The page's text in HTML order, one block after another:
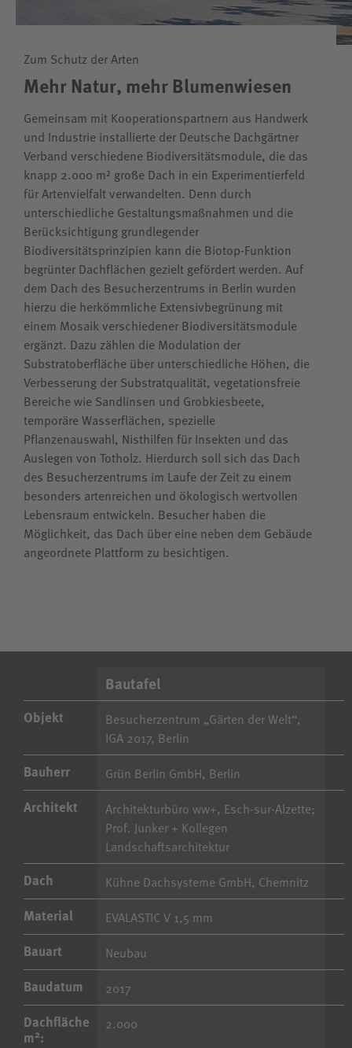
Zum Schutz der Arten
Mehr Natur, mehr Blumenwiesen
Gemeinsam mit Kooperationspartnern aus Handwerk
und Industrie installierte der Deutsche Dachgärtner
Verband verschiedene Biodiversitätsmodule, die das
knapp 2.000 m² große Dach in ein Experimentierfeld
für Artenvielfalt verwandelten. Denn durch
unterschiedliche Gestaltungsmaßnahmen und die
Berücksichtigung grundlegender
Biodiversitätsprinzipien kann die Biotop-Funktion
begrünter Dachflächen gezielt gefördert werden. Auf
dem Dach des Besucherzentrums in Berlin wurden
hierzu die herkömmliche Extensivbegrünung mit
einem Mosaik verschiedener Biodiversitätsmodule
ergänzt. Dazu zählen die Modulation der
Substratoberfläche über unterschiedliche Höhen, die
Verbesserung der Substratqualität, vegetationsfreie
Bereiche wie Sandlinsen und Grobkiesbeete,
temporäre Wasserflächen, spezielle
Pflanzenauswahl, Nisthilfen für Insekten und das
Auslegen von Totholz. Hierdurch soll sich das Dach
des Besucherzentrums im Laufe der Zeit zu einem
besonders artenreichen und ökologisch wertvollen
Lebensraum entwickeln. Besucher haben die
Möglichkeit, das Dach über eine neben dem Gebäude
angeordnete Plattform zu besichtigen.
Bautafel
Objekt
Besucherzentrum „Gärten der Welt“,
IGA 2017, Berlin
Bauherr Grün Berlin GmbH, Berlin
Architekt
Architekturbüro ww+, Esch-sur-Alzette;
Prof. Junker + Kollegen
Landschaftsarchitektur
Dach Kühne Dachsysteme GmbH, Chemnitz
Material EVALASTIC V 1,5 mm
Bauart Neubau
Baudatum 2017
Dachfläche
m2:
2.000